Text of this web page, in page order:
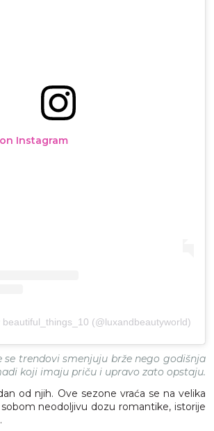
Instagram
beautiful_things_10 (@luxandbeautyworld)
se trendovi smenjuju brže nego godišnja
koji imaju priču i upravo zato opstaju.
od njih. Ove sezone vraća se na velika
neodoljivu dozu romantike, istorije